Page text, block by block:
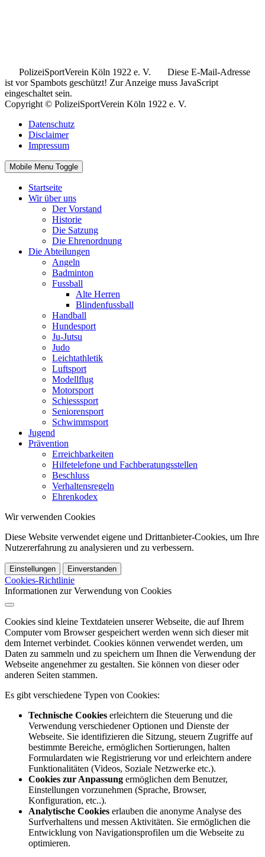
PolizeiSportVerein Köln 1922 e. V.
Diese E-Mail-Adresse
ist vor Spambots geschützt! Zur Anzeige muss JavaScript
eingeschaltet sein.
Copyright © PolizeiSportVerein Köln 1922 e. V.
Datenschutz
Disclaimer
Impressum
Mobile Menu Toggle
Startseite
Wir über uns
Der Vorstand
Historie
Die Satzung
Die Ehrenordnung
Die Abteilungen
Angeln
Badminton
Fussball
Alte Herren
Blindenfussball
Handball
Hundesport
Ju-Jutsu
Judo
Leichtathletik
Luftsport
Modellflug
Motorsport
Schiesssport
Seniorensport
Schwimmsport
Jugend
Prävention
Erreichbarkeiten
Hilfetelefone und Fachberatungsstellen
Beschluss
Verhaltensregeln
Ehrenkodex
Wir verwenden Cookies
Diese Website verwendet eigene und Drittanbieter-Cookies, um Ihre
Nutzererfahrung zu analysieren und zu verbessern.
Einstellungen Einverstanden
Cookies-Richtlinie
Informationen zur Verwendung von Cookies
Cookies sind kleine Textdateien unserer Webseite, die auf Ihrem
Computer vom Browser gespeichert werden wenn sich dieser mit
dem Internet verbindet. Cookies können verwendet werden, um
Daten zu sammeln und zu speichern um Ihnen die Verwendung der
Webseite angenehmer zu gestalten. Sie können von dieser oder
anderen Seiten stammen.
Es gibt verschiedene Typen von Cookies:
Technische Cookies erleichtern die Steuerung und die
Verwendung verschiedener Optionen und Dienste der
Webseite. Sie identifizieren die Sitzung, steuern Zugriffe auf
bestimmte Bereiche, ermöglichen Sortierungen, halten
Formulardaten wie Registrierung vor und erleichtern andere
Funktionalitäten (Videos, Soziale Netzwerke etc.).
Cookies zur Anpassung ermöglichen dem Benutzer,
Einstellungen vorzunehmen (Sprache, Browser,
Konfiguration, etc..).
Analytische Cookies erlauben die anonyme Analyse des
Surfverhaltens und messen Aktivitäten. Sie ermöglichen die
Entwicklung von Navigationsprofilen um die Webseite zu
optimieren.